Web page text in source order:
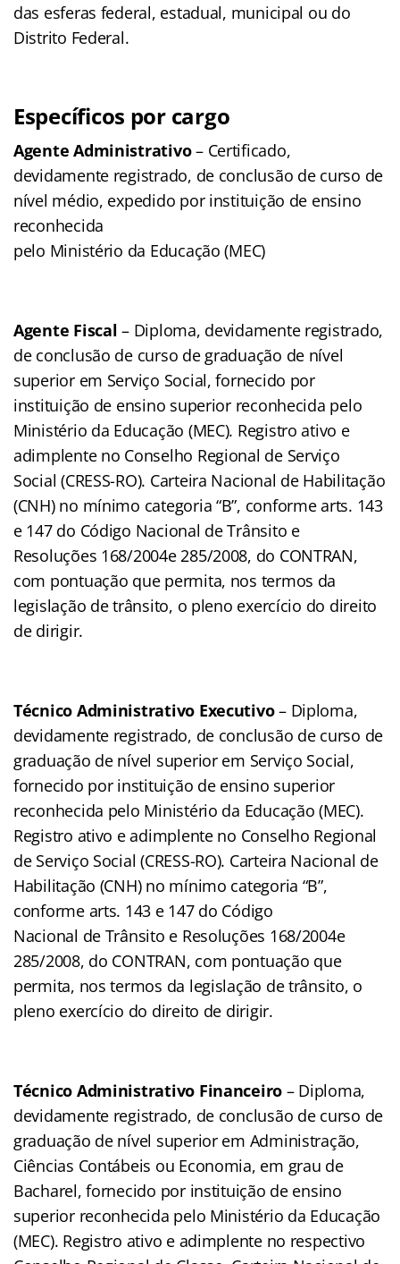
das esferas federal, estadual, municipal ou do
Distrito Federal.
Específicos por cargo
Agente Administrativo– Certificado,
devidamente registrado, de conclusão de curso de
nível médio, expedido por instituição de ensino
reconhecida
pelo Ministério da Educação (MEC)
Agente Fiscal– Diploma, devidamente registrado,
de conclusão de curso de graduação de nível
superior em Serviço Social, fornecido por
instituição de ensino superior reconhecida pelo
Ministério da Educação (MEC). Registro ativo e
adimplente no Conselho Regional de Serviço
Social (CRESS-RO). Carteira Nacional de Habilitação
(CNH) no mínimo categoria “B”, conforme arts. 143
e 147 do Código Nacional de Trânsito e
Resoluções 168/2004e 285/2008, do CONTRAN,
com pontuação que permita, nos termos da
legislação de trânsito, o pleno exercício do direito
de dirigir.
Técnico Administrativo Executivo– Diploma,
devidamente registrado, de conclusão de curso de
graduação de nível superior em Serviço Social,
fornecido por instituição de ensino superior
reconhecida pelo Ministério da Educação (MEC).
Registro ativo e adimplente no Conselho Regional
de Serviço Social (CRESS-RO). Carteira Nacional de
Habilitação (CNH) no mínimo categoria “B”,
conforme arts. 143 e 147 do Código
Nacional de Trânsito e Resoluções 168/2004e
285/2008, do CONTRAN, com pontuação que
permita, nos termos da legislação de trânsito, o
pleno exercício do direito de dirigir.
Técnico Administrativo Financeiro – Diploma,
devidamente registrado, de conclusão de curso de
graduação de nível superior em Administração,
Ciências Contábeis ou Economia, em grau de
Bacharel, fornecido por instituição de ensino
superior reconhecida pelo Ministério da Educação
(MEC). Registro ativo e adimplente no respectivo